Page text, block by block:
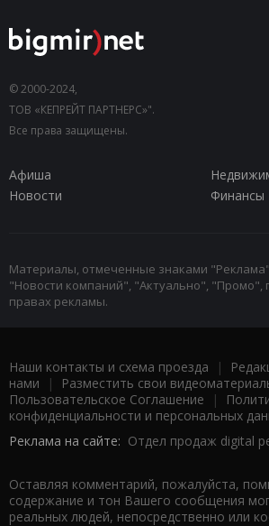
© 2000-2024,
ТОВ «КЕПРЕЙТ ПАРТНЕРС»".
Все права защищены.
Афиша
Новости
Финансы
Материалы, отмеченные знаками
"Новости компаний", "Актуально", "Промо",
правах рекламы.
Наши контакты и схема проезда |
нами | Разместить свои
Пользовательское Соглашение |
конфиденциальности и персональных
Реклама на сайте: Отдел продаж digital
Оставляя комментарий, пожалуйста,
содержание и тон Вашего сообщения
реальных людей, непосредственно или